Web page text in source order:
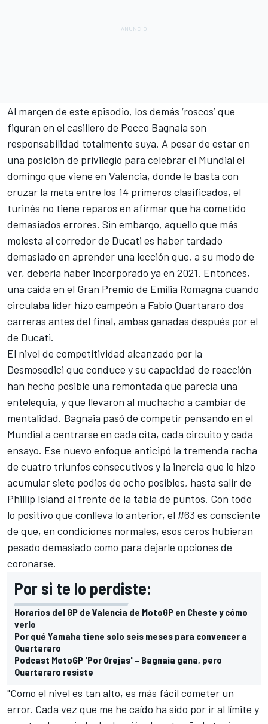
Al margen de este episodio, los demás ‘roscos’ que
figuran en el casillero de Pecco Bagnaia son
responsabilidad totalmente suya. A pesar de estar en
una posición de privilegio para celebrar el Mundial el
domingo que viene en Valencia, donde le basta con
cruzar la meta entre los 14 primeros clasificados, el
turinés no tiene reparos en afirmar que ha cometido
demasiados errores. Sin embargo, aquello que más
molesta al corredor de Ducati es haber tardado
demasiado en aprender una lección que, a su modo de
ver, debería haber incorporado ya en 2021. Entonces,
una caída en el Gran Premio de Emilia Romagna cuando
circulaba líder hizo campeón a Fabio Quartararo dos
carreras antes del final, ambas ganadas después por el
de Ducati.
El nivel de competitividad alcanzado por la
Desmosedici que conduce y su capacidad de reacción
han hecho posible una remontada que parecía una
entelequia, y que llevaron al muchacho a cambiar de
mentalidad. Bagnaia pasó de competir pensando en el
Mundial a centrarse en cada cita, cada circuito y cada
ensayo. Ese nuevo enfoque anticipó la tremenda racha
de cuatro triunfos consecutivos y la inercia que le hizo
acumular siete podios de ocho posibles, hasta salir de
Phillip Island al frente de la tabla de puntos. Con todo
lo positivo que conlleva lo anterior, el #63 es consciente
de que, en condiciones normales, esos ceros hubieran
pesado demasiado como para dejarle opciones de
coronarse.
Por si te lo perdiste:
Horarios del GP de Valencia de MotoGP en Cheste y cómo
verlo
Por qué Yamaha tiene solo seis meses para convencer a
Quartararo
Podcast MotoGP 'Por Orejas' – Bagnaia gana, pero
Quartararo resiste
"Como el nivel es tan alto, es más fácil cometer un
error. Cada vez que me he caído ha sido por ir al límite y